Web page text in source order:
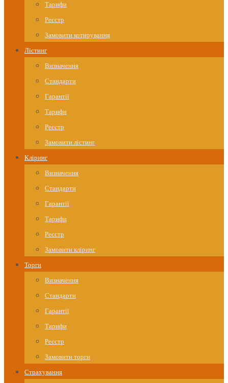
Тарифи
Реєстр
Замовити котирування
Лістинг
Визначення
Стандарти
Гарантії
Тарифи
Реєстр
Замовити лістинг
Кліринг
Визначення
Стандарти
Гарантії
Тарифи
Реєстр
Замовити кліринг
Торги
Визначення
Стандарти
Гарантії
Тарифи
Реєстр
Замовити торги
Страхування